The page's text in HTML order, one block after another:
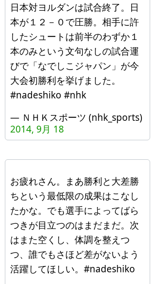
日本対ヨルダンは試合終了。日
本が１２－０で圧勝。相手に許
したシュートは前半のわずか１
本のみという文句なしの試合運
びで「なでしこジャパン」が今
大会初勝利を挙げました。
#nadeshiko #nhk
— ＮＨＫスポーツ (nhk_sports)
2014, 9月 18
お疲れさん。まあ勝利と大差勝
ちという最低限の成果はこなし
たかな。でも選手によってばら
つきが目立つのはまだまだ。次
はまた空くし、体調を整えつ
つ、誰でもさほど差がないよう
活躍してほしい。#nadeshiko